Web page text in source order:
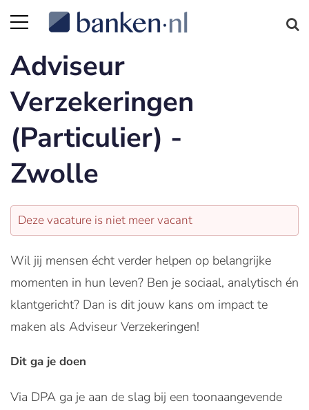
Adviseur
Verzekeringen
(Particulier) -
Zwolle
Deze vacature is niet meer vacant
Wil jij mensen écht verder helpen op belangrijke
momenten in hun leven? Ben je sociaal, analytisch én
klantgericht? Dan is dit jouw kans om impact te
maken als Adviseur Verzekeringen!
Dit ga je doen
Via DPA ga je aan de slag bij een toonaangevende